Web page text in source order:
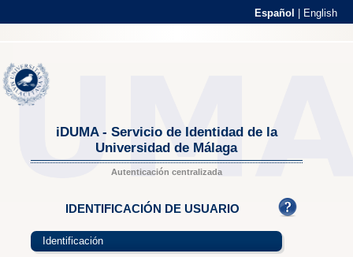
Español English
iDUMA - Servicio de Identidad de la
Universidad de Málaga
Autenticación centralizada
IDENTIFICACIÓN DE USUARIO
Identificación